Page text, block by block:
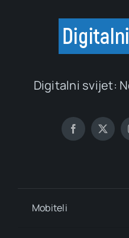
Digitalni svijet:
Mobiteli